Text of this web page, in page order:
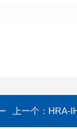
上一个： HRA-